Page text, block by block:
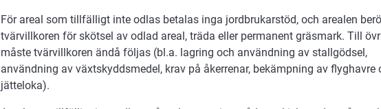
För areal som tillfälligt inte odlas betalas inga jordbrukarstöd, och arealen
tvärvillkoren för skötsel av odlad areal, träda eller permanent gräsmark. Till
måste tvärvillkoren ändå följas (bl.a. lagring och användning av stallgödsel,
användning av växtskyddsmedel, krav på åkerrenar, bekämpning av flyghavre
jätteloka).